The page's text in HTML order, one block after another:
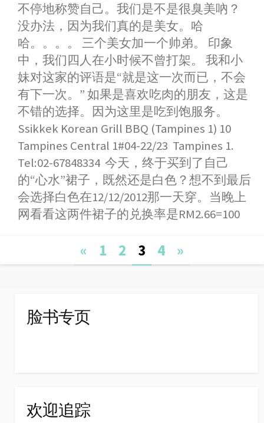
不停地称赞自己。我们是不是很臭美吶？
没办法，因为我们真的是美女。哈
哈。。。。 三个美女加一个帅弟。 印象
中，我们四人在小时候不曾打架。 我和小
妹对这家的评语是“就是这一次而已，不会
有下一次。” 如果是喜欢吃肉的朋友，这是
不错的选择。因为这里是吃到饱服务。
Ssikkek Korean Grill BBQ (Tampines 1) 10
Tampines Central 1#04-22/23 Tampines 1.
Tel:02-67848334 今天，终于买到了自己
的“心水”裙子，既然还是白色？想不到最后
会选择白色在12/12/2012那一天穿。当晚上
网看看这两件裙子的兑换率是RM2.66=100
« 1 2 3 4 »
脸书专页
欢迎追踪